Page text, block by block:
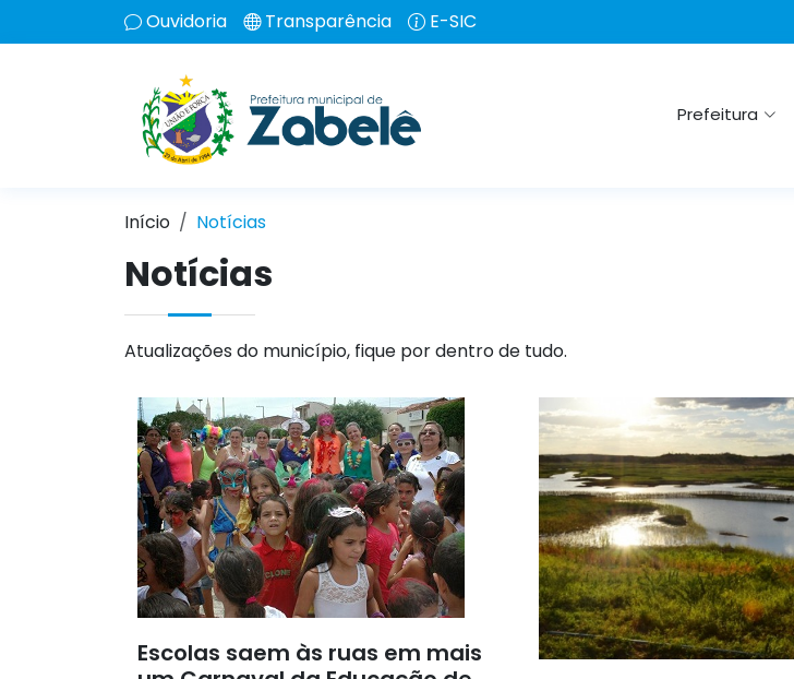
Ouvidoria Transparência E-SIC
Prefeitura
Início Notícias
Notícias
Atualizações do município, fique por dentro de tudo.
Escolas saem às ruas em mais